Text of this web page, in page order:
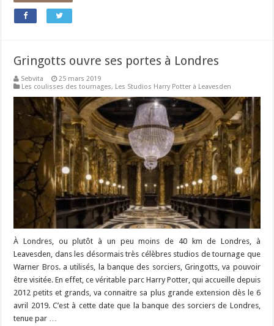
Gringotts ouvre ses portes à Londres
Sebvita
25 mars 2019
Les coulisses des tournages, Les Studios Harry Potter à Leavesden
À Londres, ou plutôt à un peu moins de 40 km de Londres, à
Leavesden, dans les désormais très célèbres studios de tournage que
Warner Bros. a utilisés, la banque des sorciers, Gringotts, va pouvoir
être visitée. En effet, ce véritable parc Harry Potter, qui accueille depuis
2012 petits et grands, va connaitre sa plus grande extension dès le 6
avril 2019. C’est à cette date que la banque des sorciers de Londres,
tenue par …